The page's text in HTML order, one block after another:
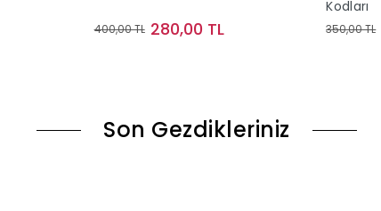
400,00 TL 280,00 TL
Kodları
350,00 TL
Son Gezdikleriniz